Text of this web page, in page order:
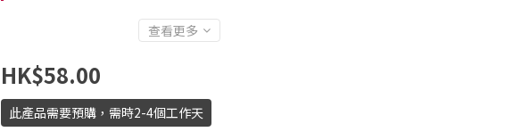
查看更多
HK$58.00
此產品需要預購，需時2-4個工作天